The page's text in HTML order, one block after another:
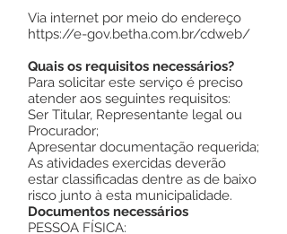
Via internet por meio do endereço
https://e-gov.betha.com.br/cdweb/
Quais os requisitos necessários?
Para solicitar este serviço é preciso
atender aos seguintes requisitos:
Ser Titular, Representante legal ou
Procurador;
Apresentar documentação requerida;
As atividades exercidas deverão
estar classificadas dentre as de baixo
risco junto à esta municipalidade.
Documentos necessários
PESSOA FÍSICA: